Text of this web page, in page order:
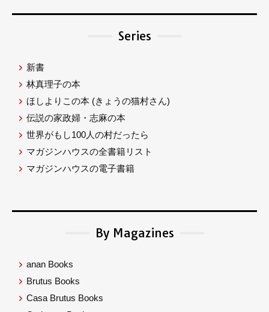
Series
新書
林真理子の本
ほしよりこの本 (きょうの猫村さん)
伝説の家政婦・志麻の本
世界がもし100人の村だったら
マガジンハウスの全書籍リスト
マガジンハウスの電子書籍
By Magazines
anan Books
Brutus Books
Casa Brutus Books